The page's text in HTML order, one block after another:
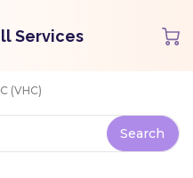
Services
(VHC)